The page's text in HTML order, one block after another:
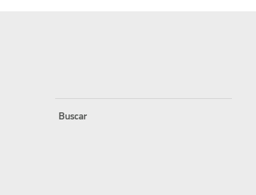
Buscar